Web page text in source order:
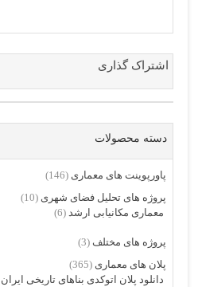
اشتراک گذاری
دسته محصولات
پاورپوینت های معماری (146)
پروژه های تحلیل فضای شهری (10)
معماری مکانیابی ارشد (6)
پروژه های مختلف (3)
پلان های معماری (365)
دانلود پلان اتوکدی بناهای تاریخی ایران